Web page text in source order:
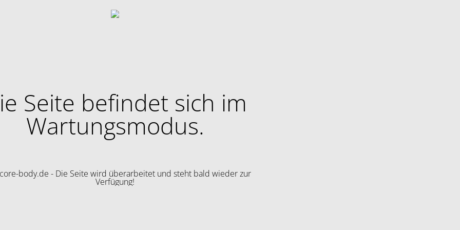
Seite befindet sich im
Wartungsmodus.
body.de - Die Seite wird überarbeitet und steht bald wieder zur
Verfügung!